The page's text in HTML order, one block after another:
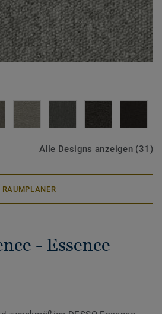
Alle Designs anzeigen (31)
RAUMPLANER
- Essence